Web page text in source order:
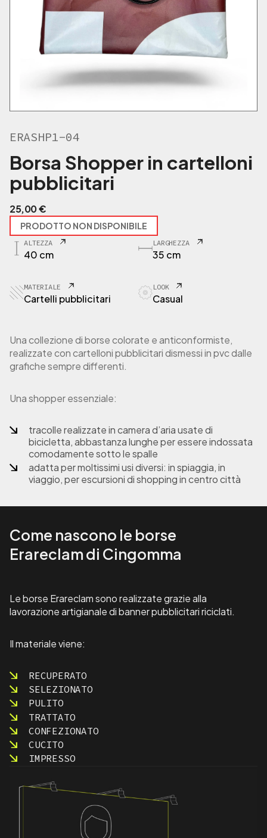
ERASHP1-04
Borsa Shopper in cartelloni
pubblicitari
25,00€
PRODOTTO NON DISPONIBILE
ALTEZZA
40 cm
LARGHEZZA
35 cm
MATERIALE
Cartelli pubblicitari
LOOK
Casual
Una collezione di borse colorate e anticonformiste,
realizzate con cartelloni pubblicitari dismessi in pvc dalle
grafiche sempre differenti.
Una shopper essenziale:
tracolle realizzate in camera d’aria usate di
bicicletta,abbastanza lunghe per essere indossata
comodamente sotto le spalle
adatta per moltissimi usi diversi: in spiaggia, in
viaggio, per escursioni di shopping in centro città
Come nascono le borse
Erareclam di Cingomma
Le borse Erareclam sono realizzate grazie alla
lavorazione artigianale di banner pubblicitari riciclati.
Il materiale viene:
RECUPERATO
SELEZIONATO
PULITO
TRATTATO
CONFEZIONATO
CUCITO
IMPRESSO